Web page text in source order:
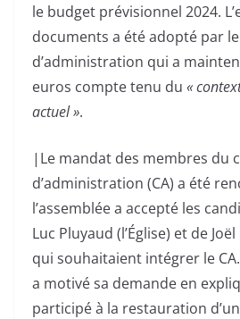
le budget prévisionnel 2024.
documents a été adopté par
d’administration qui a
euros compte tenu du «
actuel ».
|Le mandat des membres du
d’administration (CA) a été
l’assemblée a accepté les
Luc Pluyaud (l’Église) et de
qui souhaitaient intégrer le
a motivé sa demande en
participé à la restauration